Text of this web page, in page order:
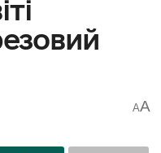
AA